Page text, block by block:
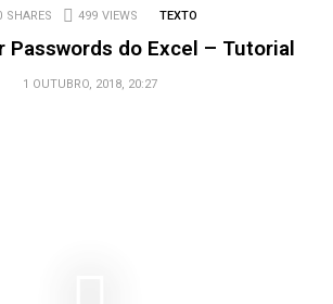
SHARES 499 VIEWS TEXTO
Passwords do Excel – Tutorial
1 OUTUBRO, 2018, 20:27